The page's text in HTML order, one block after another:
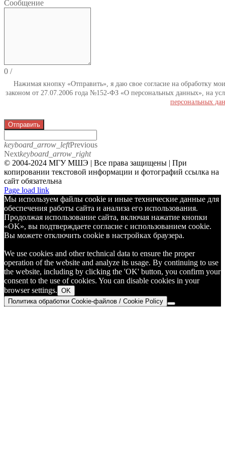
Сообщение
0 /
Нажимая кнопку «Отправить», я даю свое согласие на обработку
законом от 27.07.2006 года №152-ФЗ «О персональных данных», на
персональных
Отправить
keyboard_arrow_leftPrevious
Nextkeyboard_arrow_right
© 2004-2024 МГУ МШЭ | Все права защищены | При
копировании текстовой информации и фотографий ссылка на
сайт обязательна
Telegram
Page load link
Мы используем файлы cookie и иные технические данные для
обеспечения работы сайта и анализа его использования.
Продолжая использование сайта, включая нажатие кнопки
«OK», вы подтверждаете согласие с использованием cookie.
Вы можете отключить cookie в настройках браузера.
We use cookies and other technical data to ensure the proper
operation of the website and analyze its usage. By continuing to use
the website, including by clicking the 'OK' button, you confirm your
consent to the use of cookies. You can disable cookies in your
browser settings. OK
Политика обработки Cookie-файлов / Cookie Policy